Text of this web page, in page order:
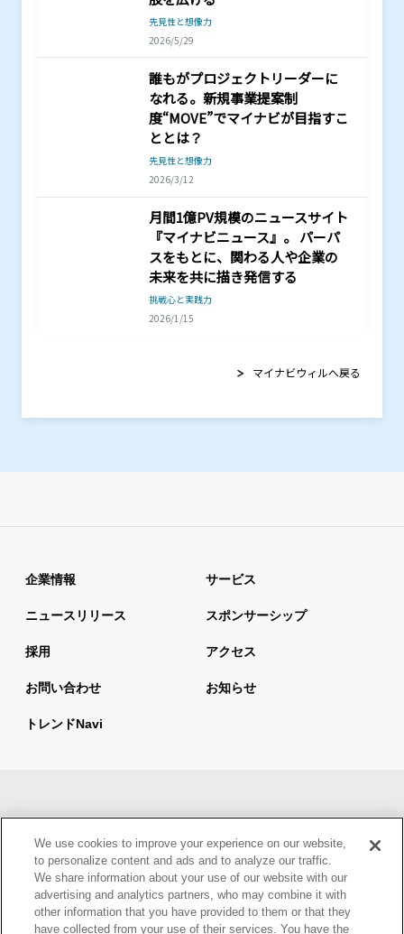
先見性と想像力
2026/5/29
誰もがプロジェクトリーダーに
なれる。新規事業提案制
度“MOVE”でマイナビが目指すこ
ととは？
先見性と想像力
2026/3/12
月間1億PV規模のニュースサイト
『マイナビニュース』。 パーパ
スをもとに、関わる人や企業の
未来を共に描き発信する
挑戦心と実践力
2026/1/15
マイナビウィルへ戻る
企業情報 サービス
ニュースリリース スポンサーシップ
採用 アクセス
お問い合わせ お知らせ
トレンドnavi
情報セキュリティ基本方針 個人情報保護方針
ウェブアクセシビリティ方針
We use cookies to improve your experience on our website,
to personalize content and ads and to analyze our traffic.
We share information about your use of our website with our
advertising and analytics partners, who may combine it with
other information that you have provided to them or that they
have collected from your use of their services. You have the